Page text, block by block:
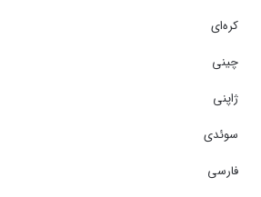
کره‌ای
چینی
ژاپنی
سوئدی
فارسی